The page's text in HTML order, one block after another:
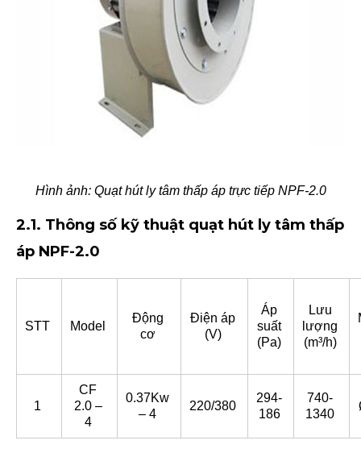
Hình ảnh: Quạt hút ly tâm thấp áp trực tiếp NPF-2.0
2.1. Thông số kỹ thuật quạt hút ly tâm thấp
áp NPF-2.0
STT Model
Động
cơ
Điện áp
(V)
Áp
suất
(Pa)
Lưu
lượng
(m³/h)
1
CF
2.0 –
4
0.37Kw
– 4
220/380
294-
186
740-
1340